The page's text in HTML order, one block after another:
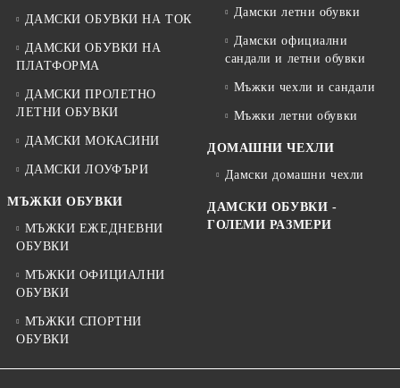
ДАМСКИ ОБУВКИ НА ТОК
ДАМСКИ ОБУВКИ НА
ПЛАТФОРМА
ДАМСКИ ПРОЛЕТНО
ЛЕТНИ ОБУВКИ
ДАМСКИ МОКАСИНИ
ДАМСКИ ЛОУФЪРИ
МЪЖКИ ОБУВКИ
МЪЖКИ ЕЖЕДНЕВНИ
ОБУВКИ
МЪЖКИ ОФИЦИАЛНИ
ОБУВКИ
МЪЖКИ СПОРТНИ
ОБУВКИ
Дамски летни обувки
Дамски официални
сандали и летни обувки
Мъжки чехли и сандали
Мъжки летни обувки
ДОМАШНИ ЧЕХЛИ
Дамски домашни чехли
ДАМСКИ ОБУВКИ -
ГОЛЕМИ РАЗМЕРИ